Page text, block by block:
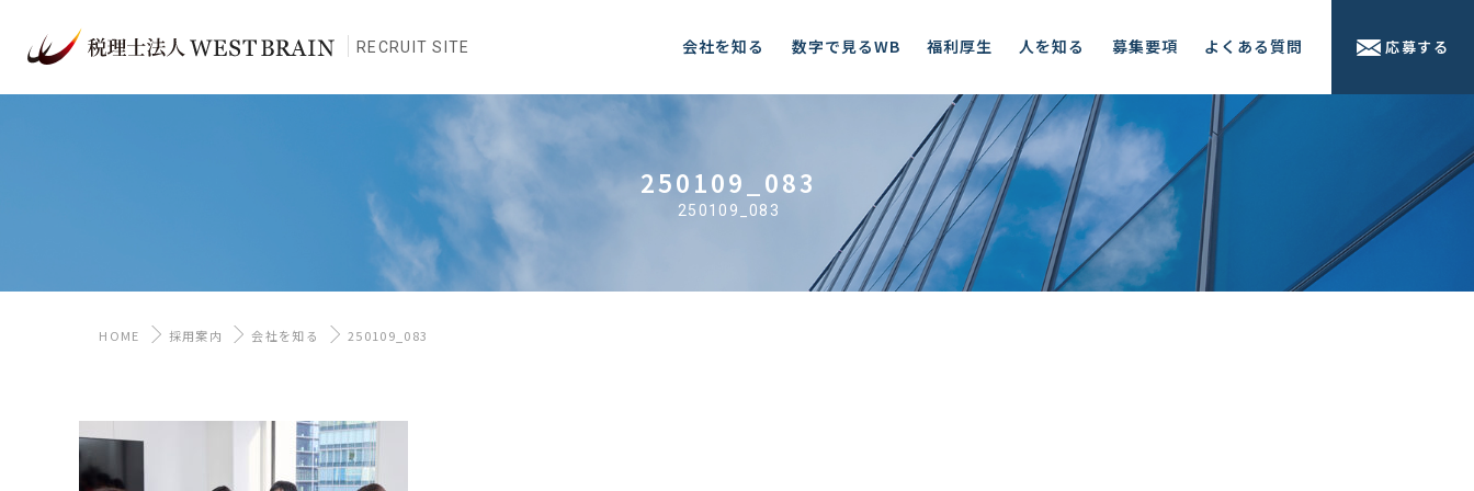
RECRUIT SITE 会社を知る 数字で見るWB 福利厚生 人を知る 募集要項 よくある質問 応募する
250109_083
250109_083
HOME 採用案内 会社を知る 250109_083